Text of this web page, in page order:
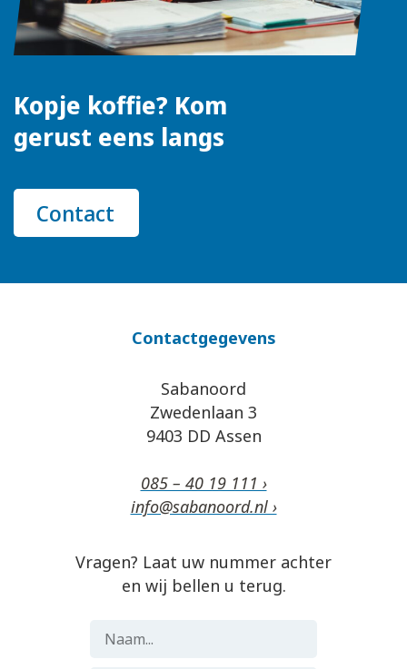
Kopje koffie? Kom
gerust eens langs
Contact
Contactgegevens
Sabanoord
Zwedenlaan 3
9403 DD Assen
085 – 40 19 111 ›
info@sabanoord.nl ›
Vragen? Laat uw nummer achter
en wij bellen u terug.